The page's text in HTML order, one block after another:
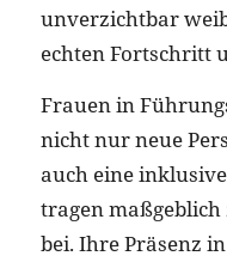
unverzichtbar
echten Fortschritt
Frauen in
nicht nur neue
auch eine
tragen
bei. Ihre Präsenz